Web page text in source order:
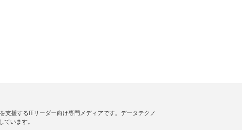
支援するITリーダー向け専門メディアです。データテクノ
います。